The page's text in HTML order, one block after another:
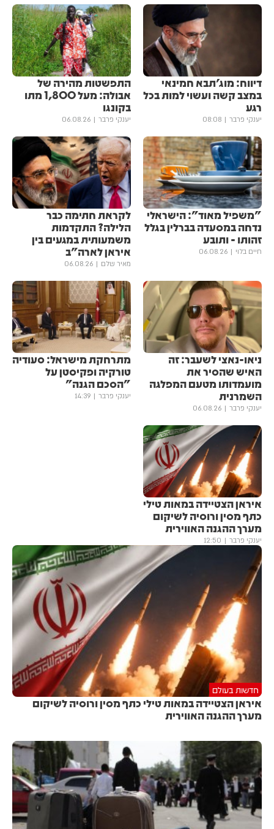
דיווח: מוג'תבא חמינאי
במצב קשה ועשוי למות בכל
רגע
יענקי פרבר 08:08
התפשטות מהירה של
אבולה: מעל 1,800 מתו
בקונגו
יענקי פרבר 06.08.26
"משפיל מאוד": הישראלי
נדחה במסעדה בברלין בגלל
זהותו - ותובע
חיים בלוי 06.08.26
לקראת חתימה כבר
הלילה? התקדמות
משמעותית במגעים בין
איראן לארה"ב
מאיר שלם 06.08.26
ניאו-נאצי לשעבר: זה
האיש שהסיר את
מועמדותו מטעם המפלגה
השמרנית
יענקי פרבר 06.08.26
מתרחקת מישראל: סעודיה
טורקיה ופקיסטן על
"הסכם הגנה"
יענקי פרבר 14:39
איראן הצטיידה במאות טילי
כתף מסין ורוסיה לשיקום
מערך ההגנה האווירית
יענקי פרבר 12:50
חדשות בעולם
איראן הצטיידה במאות טילי כתף מסין ורוסיה לשיקום
מערך ההגנה האווירית